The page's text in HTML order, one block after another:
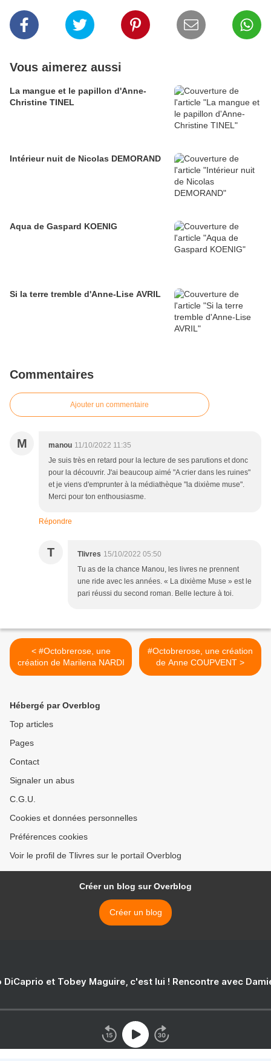
Vous aimerez aussi
La mangue et le papillon d'Anne-
Christine TINEL
Intérieur nuit de Nicolas DEMORAND
Aqua de Gaspard KOENIG
Si la terre tremble d'Anne-Lise AVRIL
Commentaires
Ajouter un commentaire
M manou 11/10/2022 11:35
Je suis très en retard pour la lecture de ses parutions et donc
pour la découvrir. J'ai beaucoup aimé "A crier dans les ruines"
et je viens d'emprunter à la médiathèque "la dixième muse".
Merci pour ton enthousiasme.
Répondre
T Tlivres 15/10/2022 05:50
Tu as de la chance Manou, les livres ne prennent
une ride avec les années. « La dixième Muse » est le
pari réussi du second roman. Belle lecture à toi.
< #Octobrerose, une
création de Marilena NARDI
#Octobrerose, une création
de Anne COUPVENT >
Hébergé par Overblog
Top articles
Pages
Contact
Signaler un abus
C.G.U.
Cookies et données personnelles
Préférences cookies
Voir le profil de Tlivres sur le portail Overblog
Créer un blog sur Overblog
Créer un blog
DiCaprio et Tobey Maguire, c'est lui ! Rencontre avec